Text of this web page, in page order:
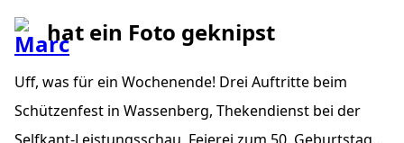
hat ein Foto geknipst
Uff, was für ein Wochenende! Drei Auftritte beim
Schützenfest in Wassenberg, Thekendienst bei der